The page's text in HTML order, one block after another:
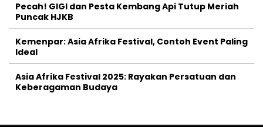
Pecah! GIGI dan Pesta Kembang Api Tutup Meriah
Puncak HJKB
Kemenpar: Asia Afrika Festival, Contoh Event Paling
Ideal
Asia Afrika Festival 2025: Rayakan Persatuan dan
Keberagaman Budaya